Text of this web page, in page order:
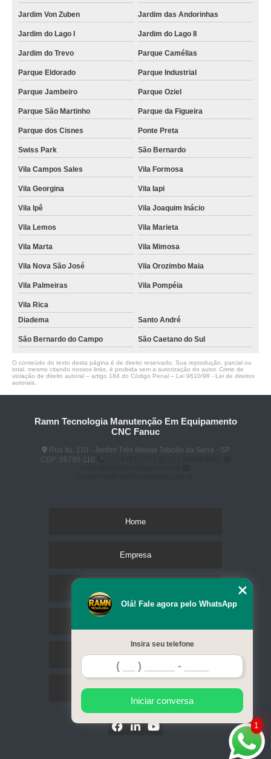
Jardim Von Zuben Jardim das Andorinhas
Jardim do Lago I Jardim do Lago II
Jardim do Trevo Parque Camélias
Parque Eldorado Parque Industrial
Parque Jambeiro Parque Oziel
Parque São Martinho Parque da Figueira
Parque dos Cisnes Ponte Preta
Swiss Park São Bernardo
Vila Campos Sales Vila Formosa
Vila Georgina Vila Iapi
Vila Ipê Vila Joaquim Inácio
Vila Lemos Vila Marieta
Vila Marta Vila Mimosa
Vila Nova São José Vila Orozimbo Maia
Vila Palmeiras Vila Pompéia
Vila Rica
Diadema
Santo André
São Bernardo do Campo São Caetano do Sul
O conteúdo do texto desta página é de direito reservado. Sua reprodução, parcial ou
total, mesmo citando nossos links, é proibida sem a autorização do autor. Crime de
violação de direito autoral – artigo 184 do Código Penal – Lei 9610/98 - Lei de direitos
autorais
Ramn Tecnologia Manutenção Em Equipamento
CNC Fanuc
Rua Itu, 110 - Jardim Três Marias Taboão da Serra - SP
CEP: 06790-110
Home
Empresa
Contato
Mapa do site
1
Olá! Fale agora pelo WhatsApp
Insira seu telefone
Iniciar conversa